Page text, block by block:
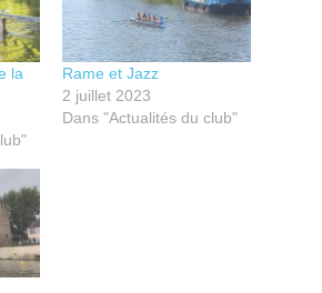
la
Rame et Jazz
2 juillet 2023
Dans "Actualités du club"